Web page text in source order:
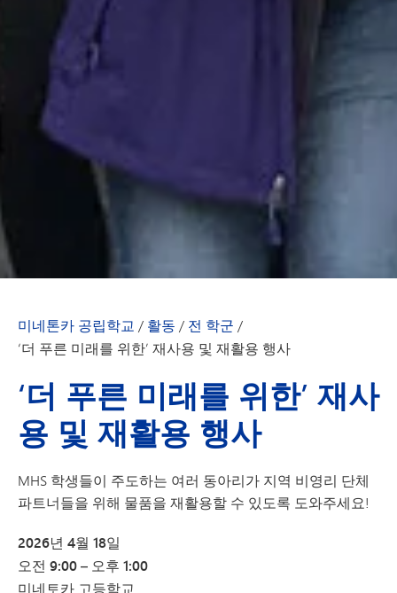
미네톤카 공립학교 / 활동 / 전 학군 /
‘더 푸른 미래를 위한’ 재사용 및 재활용 행사
‘더 푸른 미래를 위한’ 재사
용 및 재활용 행사
MHS 학생들이 주도하는 여러 동아리가 지역 비영리 단체
파트너들을 위해 물품을 재활용할 수 있도록 도와주세요!
2026년 4월 18일
오전 9:00 – 오후 1:00